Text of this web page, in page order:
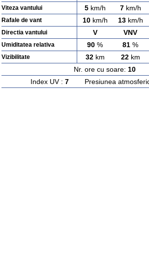
Viteza vantului 5km/h 7km/h
Rafale de vant 10km/h 13km/h
Directia vantului V VNV
Umiditatea relativa 90 % 81 %
Vizibilitate 32km 22km
Nr. ore cu soare: 10
Index UV : 7Presiunea